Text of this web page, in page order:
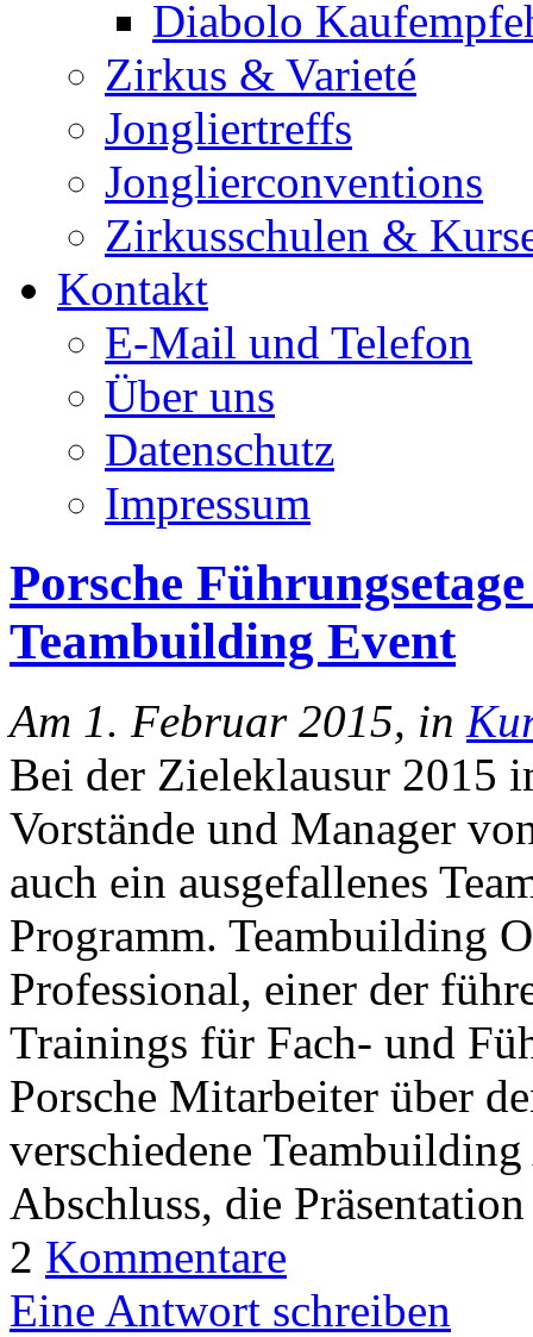
Diabolo
Zirkus & Varieté
Jongliertreffs
Jonglierconventions
Zirkusschulen &
Kontakt
E-Mail und Telefon
Über uns
Datenschutz
Impressum
Porsche
Teambuilding Event
Am 1. Februar 2015, in
Bei der Zieleklausur 2015
Vorstände und Manager
auch ein ausgefallenes
Programm. Teambuilding
Professional, einer der
Trainings für Fach- und
Porsche Mitarbeiter über
verschiedene
Abschluss, die
2 Kommentare
Eine Antwort schreiben